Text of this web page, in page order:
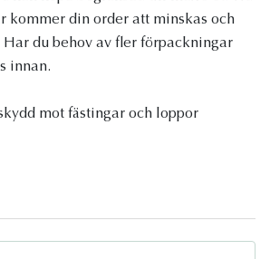
kommer din order att minskas och
du behov av fler förpackningar
innan.
mot fästingar och loppor